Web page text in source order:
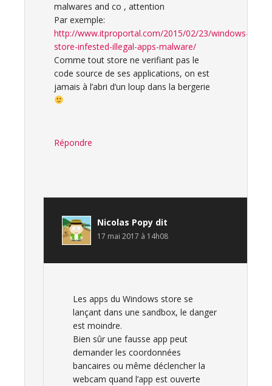
malwares and co , attention
Par exemple:
http://www.itproportal.com/2015/02/23/windows-
store-infested-illegal-apps-malware/
Comme tout store ne verifiant pas le
code source de ses applications, on est
jamais à l’abri d’un loup dans la bergerie
Répondre
Nicolas Popy dit
17 mai 2017 à 14h08
Les apps du Windows store se
lançant dans une sandbox, le danger
est moindre.
Bien sûr une fausse app peut
demander les coordonnées
bancaires ou même déclencher la
webcam quand l’app est ouverte